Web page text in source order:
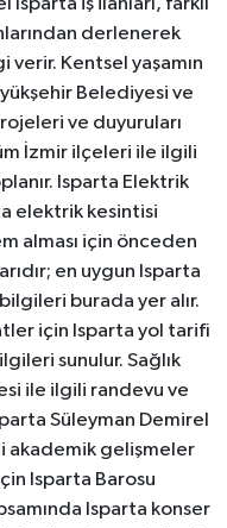
iş ilanları, farklı
derlenerek
verir. Kentsel yaşamın
Belediyesi ve
ve duyuruları
İzmir ilçeleri ile ilgili
Isparta Elektrik
elektrik kesintisi
alması için önceden
en uygun Isparta
burada yer alır.
için Isparta yol tarifi
sunulur. Sağlık
ile ilgili randevu ve
Süleyman Demirel
akademik gelişmeler
Isparta Barosu
Isparta konser